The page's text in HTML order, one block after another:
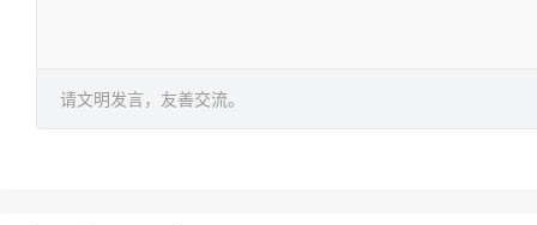
请文明发言，友善交流。